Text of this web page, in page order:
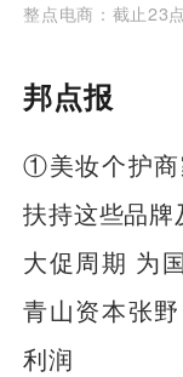
整点电商：截止23
邦点报
①美妆个护商
扶持这些品
大促周期 为
青山资本张
利润